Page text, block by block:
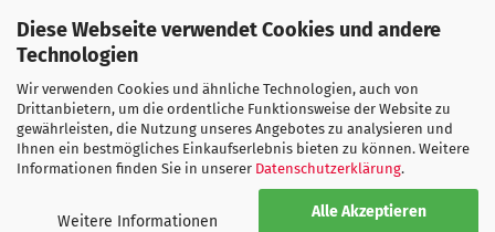
Diese Webseite verwendet Cookies und andere
Technologien
Wir verwenden Cookies und ähnliche Technologien, auch von
Drittanbietern, um die ordentliche Funktionsweise der Website zu
gewährleisten, die Nutzung unseres Angebotes zu analysieren und
Ihnen ein bestmögliches Einkaufserlebnis bieten zu können. Weitere
Informationen finden Sie in unserer Datenschutzerklärung.
Alle Akzeptieren
Weitere Informationen
PUMA GRÖSSENTABELLE
ZU DIESEM PRODUKT EMPFEHLEN WIR IHNEN: